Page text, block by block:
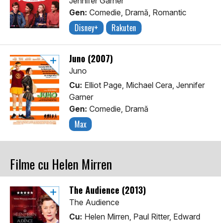
Gen: Comedie, Dramă, Romantic
Disney+ Rakuten
Juno (2007)
Juno
Cu: Elliot Page, Michael Cera, Jennifer
Garner
Gen: Comedie, Dramă
Max
Filme cu Helen Mirren
The Audience (2013)
The Audience
Cu: Helen Mirren, Paul Ritter, Edward